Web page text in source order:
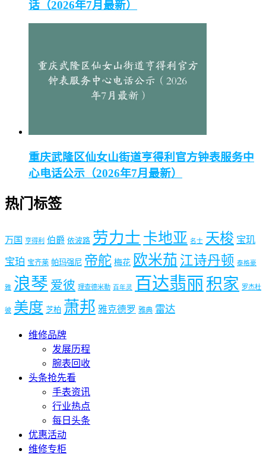
话（2026年7月最新）
重庆武隆区仙女山街道亨得利官方钟表服务中
心电话公示（2026年7月最新）
热门标签
万国 亨得利 伯爵 依波路 劳力士 卡地亚 名士 天梭 宝玑
宝珀 宝齐莱 帕玛强尼 帝舵 梅花 欧米茄 江诗丹顿 泰格豪
雅 浪琴 爱彼 理查德米勒 百年灵 百达翡丽积家 罗杰杜
彼 美度 芝柏 萧邦 雅克德罗 雅典 雷达
维修品牌
发展历程
腕表回收
头条抢先看
手表资讯
行业热点
每日头条
优惠活动
维修专柜